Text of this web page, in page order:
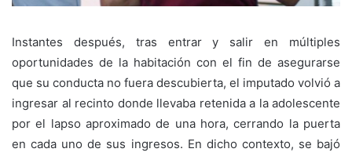
Instantes después, tras entrar y salir en múltiples
oportunidades de la habitación con el fin de asegurarse
que su conducta no fuera descubierta, el imputado volvió a
ingresar al recinto donde llevaba retenida a la adolescente
por el lapso aproximado de una hora, cerrando la puerta
en cada uno de sus ingresos. En dicho contexto, se bajó